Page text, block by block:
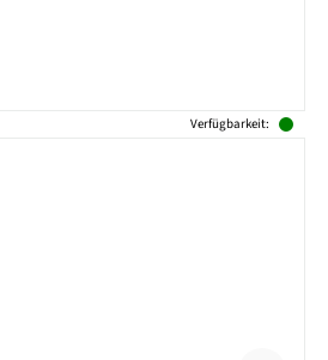
Verfügbarkeit: